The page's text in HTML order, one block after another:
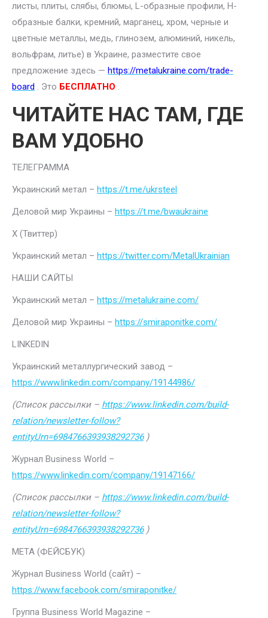
листы, плиты, слябы, блюмы, L-образные профили, H-
образные балки, кремний, марганец, хром, черные и
цветные металлы, медь, глинозем, алюминий, никель,
вольфрам, литье) в Украине, разместите свое
предложение здесь — https://metalukraine.com/trade-
board . Это БЕСПЛАТНО .
ЧИТАЙТЕ НАС ТАМ, ГДЕ
ВАМ УДОБНО
ТЕЛЕГРАММА
Украинский метал – https://t.me/ukrsteel
Деловой мир Украины – https://t.me/bwaukraine
Х (Твиттер)
Украинский метал – https://twitter.com/MetalUkrainian
НАШИ САЙТЫ
Украинский метал – https://metalukraine.com/
Деловой мир Украины – https://smiraponitke.com/
LINKEDIN
Украинский металлургический завод –
https://www.linkedin.com/company/19144986/
(Список рассылки – https://www.linkedin.com/build-
relation/newsletter-follow?
entityUrn=6984766393938292736)
Журнал Business World –
https://www.linkedin.com/company/19147166/
(Список рассылки – https://www.linkedin.com/build-
relation/newsletter-follow?
entityUrn=6984766393938292736)
МЕТА (ФЕЙСБУК)
Журнал Business World (сайт) –
https://www.facebook.com/smiraponitke/
Группа Business World Magazine –